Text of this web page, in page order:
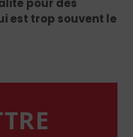
pour des
est trop souvent le